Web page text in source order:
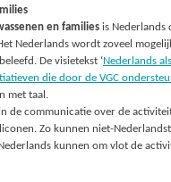
en families is Nederlands
Nederlands wordt zoveel
De visietekst ‘Nederlands
die door de VGC
met taal.
de communicatie over de
Zo kunnen niet-
kunnen om vlot de